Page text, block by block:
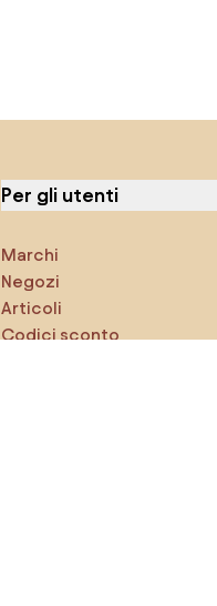
Per gli utenti
Marchi
Negozi
Articoli
Codici sconto